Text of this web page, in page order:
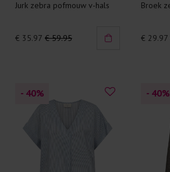
Jurk zebra pofmouw v-hals
€ 35.97 € 59.95
Broek
€ 29.97
- 40% - 40%